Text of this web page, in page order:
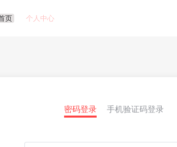
页 个人中心
密码登录 手机验证码登录